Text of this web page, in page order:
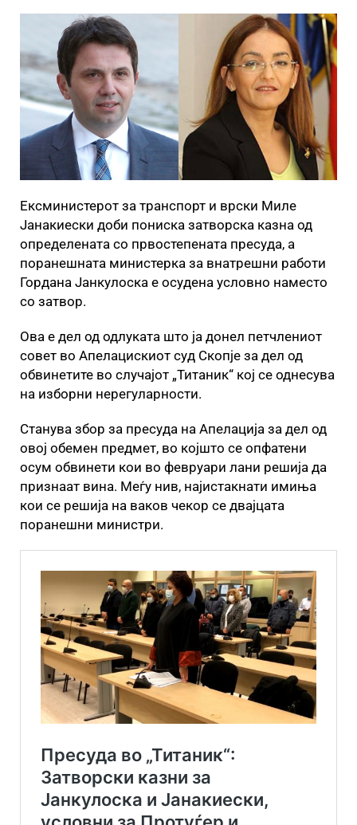
Ексминистерот за транспорт и врски Миле
Јанакиески доби пониска затворска казна од
определената со првостепената пресуда, а
поранешната министерка за внатрешни работи
Гордана Јанкулоска е осудена условно наместо
со затвор.
Ова е дел од одлуката што ја донел петчлениот
совет во Апелацискиот суд Скопје за дел од
обвинетите во случајот „Титаник“ кој се однесува
на изборни нерегуларности.
Станува збор за пресуда на Апелација за дел од
овој обемен предмет, во којшто се опфатени
осум обвинети кои во февруари лани решија да
признаат вина. Меѓу нив, најистакнати имиња
кои се решија на ваков чекор се двајцата
поранешни министри.